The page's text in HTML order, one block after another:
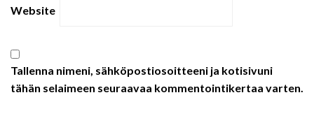
Website
Tallenna nimeni, sähköpostiosoitteeni ja kotisivuni
tähän selaimeen seuraavaa kommentointikertaa varten.